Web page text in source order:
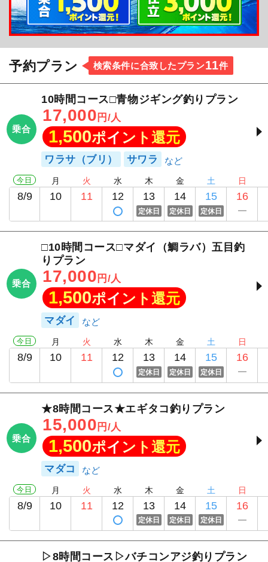
予約プラン 検索条件に合致したプラン11件
乗合
10時間コース□青物ジギング釣りプラン
17,000 円/人
1,500ポイント還元
ワラサ（ブリ） サワラ
今日
8/9
月
10
火
11
水
12
木
13
定休日
金
14
定休日
土
15
定休日
日
16
乗合
□10時間コース□マダイ（鯛ラバ）五目釣
りプラン
17,000 円/人
1,500ポイント還元
マダイ
今日
8/9
月
10
火
11
水
12
木
13
定休日
金
14
定休日
土
15
定休日
日
16
乗合
★8時間コース★エギタコ釣りプラン
15,000 円/人
1,500ポイント還元
マダコ
今日
8/9
月
10
火
11
水
12
木
13
定休日
金
14
定休日
土
15
定休日
日
16
▷8時間コース▷バチコンアジ釣りプラン